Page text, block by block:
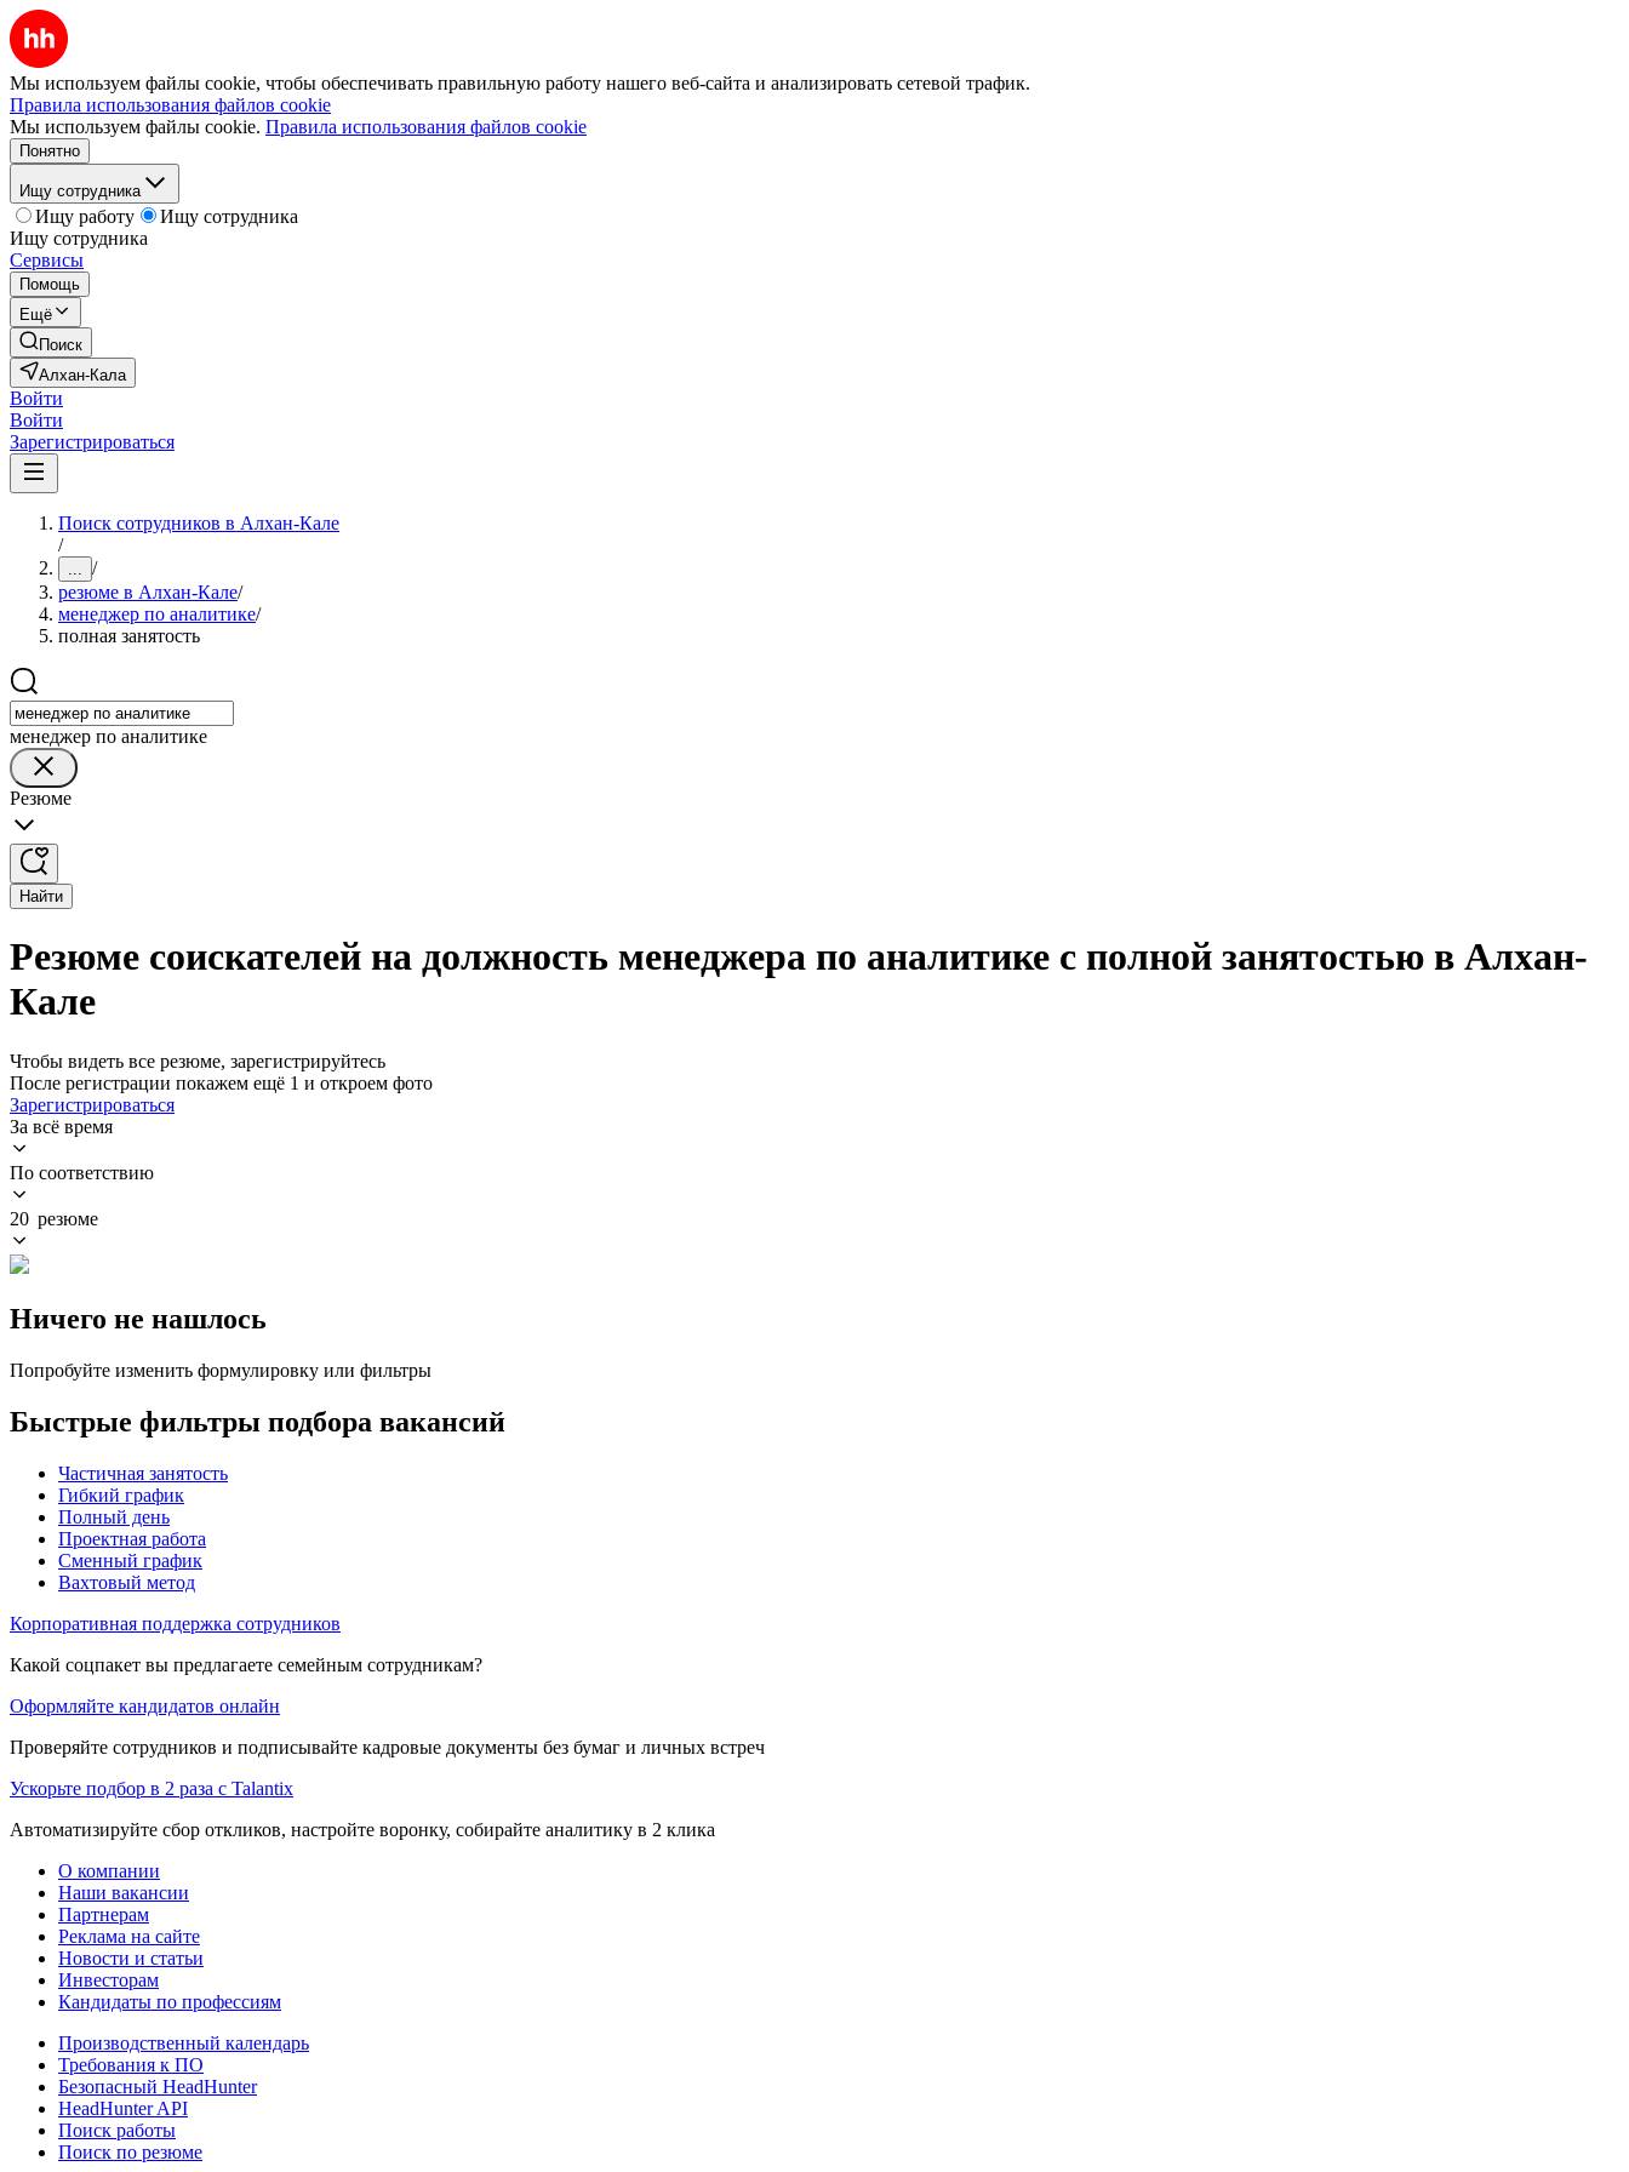
Мы используем файлы cookie, чтобы обеспечивать правильную работу нашего веб-сайта и анализировать сетевой трафик.
Правила использования файлов cookie
Мы используем файлы cookie. Правила использования файлов cookie
Понятно
Ищу сотрудника
Ищу работу
Ищу сотрудника
Ищу сотрудника
Сервисы
Помощь
Ещё
Поиск
Алхан-Кала
Войти
Войти
Зарегистрироваться
Поиск сотрудников в Алхан-Кале
/
... /
резюме в Алхан-Кале/
менеджер по аналитике/
полная занятость
менеджер по аналитике
Резюме
Найти
Резюме соискателей на должность менеджера по аналитике с полной занятостью в Алхан-
Кале
Чтобы видеть все резюме, зарегистрируйтесь
После регистрации покажем ещё 1 и откроем фото
Зарегистрироваться
За всё время
По соответствию
20 резюме
Ничего не нашлось
Попробуйте изменить формулировку или фильтры
Быстрые фильтры подбора вакансий
Частичная занятость
Гибкий график
Полный день
Проектная работа
Сменный график
Вахтовый метод
Корпоративная поддержка сотрудников
Какой соцпакет вы предлагаете семейным сотрудникам?
Оформляйте кандидатов онлайн
Проверяйте сотрудников и подписывайте кадровые документы без бумаг и личных встреч
Ускорьте подбор в 2 раза с Talantix
Автоматизируйте сбор откликов, настройте воронку, собирайте аналитику в 2 клика
О компании
Наши вакансии
Партнерам
Реклама на сайте
Новости и статьи
Инвесторам
Кандидаты по профессиям
Производственный календарь
Требования к ПО
Безопасный HeadHunter
HeadHunter API
Поиск работы
Поиск по резюме